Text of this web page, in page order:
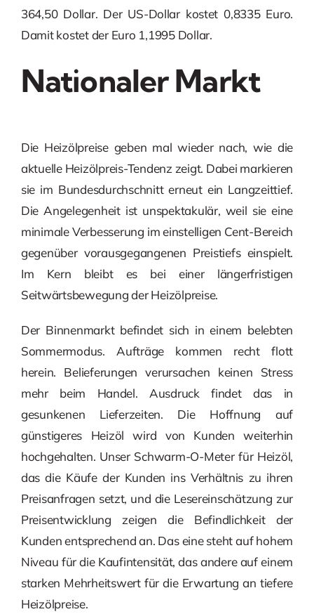
364,50 Dollar. Der US-Dollar kostet 0,8335 Euro.
Damit kostet der Euro 1,1995 Dollar.
Nationaler Markt
Die Heizölpreise geben mal wieder nach, wie die
aktuelle Heizölpreis-Tendenz zeigt. Dabei markieren
sie im Bundesdurchschnitt erneut ein Langzeittief.
Die Angelegenheit ist unspektakulär, weil sie eine
minimale Verbesserung im einstelligen Cent-Bereich
gegenüber vorausgegangenen Preistiefs einspielt.
Im Kern bleibt es bei einer längerfristigen
Seitwärtsbewegung der Heizölpreise.
Der Binnenmarkt befindet sich in einem belebten
Sommermodus. Aufträge kommen recht flott
herein. Belieferungen verursachen keinen Stress
mehr beim Handel. Ausdruck findet das in
gesunkenen Lieferzeiten. Die Hoffnung auf
günstigeres Heizöl wird von Kunden weiterhin
hochgehalten. Unser Schwarm-O-Meter für Heizöl,
das die Käufe der Kunden ins Verhältnis zu ihren
Preisanfragen setzt, und die Lesereinschätzung zur
Preisentwicklung zeigen die Befindlichkeit der
Kunden entsprechend an. Das eine steht auf hohem
Niveau für die Kaufintensität, das andere auf einem
starken Mehrheitswert für die Erwartung an tiefere
Heizölpreise.